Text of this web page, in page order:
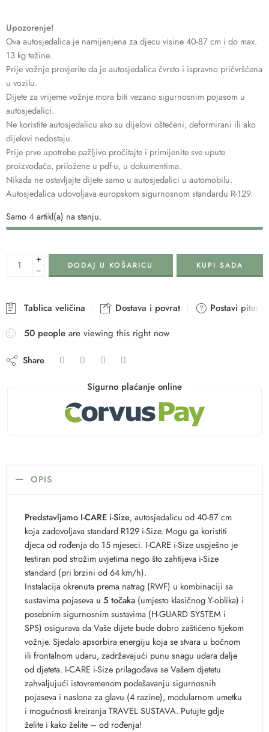
Upozorenje!
Ova autosjedalica je namijenjena za djecu visine 40-87 cm i do max.
13 kg težine.
Prije vožnje provjerite da je autosjedalica čvrsto i ispravno pričvršćena
u vozilu.
Dijete za vrijeme vožnje mora biti vezano sigurnosnim pojasom u
autosjedalici.
Ne koristite autosjedalicu ako su dijelovi oštećeni, deformirani ili ako
dijelovi nedostaju.
Prije prve upotrebe pažljivo pročitajte i primijenite sve upute
proizvođača, priložene u pdf-u, u dokumentima.
Nikada ne ostavljajte dijete samo u autosjedalici u automobilu.
Autosjedalica udovoljava europskom sigurnosnom standardu R-129.
Samo4artikl(a) na stanju.
+
−
DODAJ U KOŠARICU KUPI SADA
Tablica veličina Dostava i povrat
Postavi pitanje
54 people are viewing this right now
Share
Sigurno plaćanje online
OPIS
Predstavljamo I-CARE i-Size, autosjedalicu od 40-87 cm
koja zadovoljava standard R129 i-Size. Mogu ga koristiti
djeca od rođenja do 15 mjeseci. I-CARE i-Size uspješno je
testiran pod strožim uvjetima nego što zahtijeva i-Size
standard (pri brzini od 64 km/h).
Instalacija okrenuta prema natrag (RWF) u kombinaciji sa
sustavima pojaseva u 5 točaka (umjesto klasičnog Y-oblika) i
posebnim sigurnosnim sustavima (H-GUARD SYSTEM i
SPS) osigurava da Vaše dijete bude dobro zaštićeno tijekom
vožnje. Sjedalo apsorbira energiju koja se stvara u bočnom
ili frontalnom udaru, zadržavajući punu snagu udara dalje
od djeteta. I-CARE i-Size prilagođava se Vašem djetetu
zahvaljujući istovremenom podešavanju sigurnosnih
pojaseva i naslona za glavu (4 razine), modularnom umetku
i mogućnosti kreiranja TRAVEL SUSTAVA. Putujte gdje
želite i kako želite – od rođenja!